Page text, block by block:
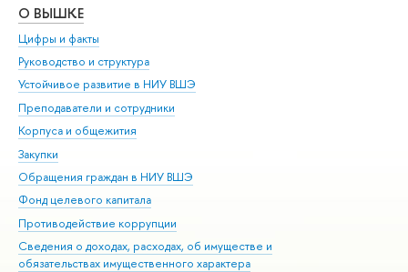
О ВЫШКЕ
Цифры и факты
Руководство и структура
Устойчивое развитие в НИУ ВШЭ
Преподаватели и сотрудники
Корпуса и общежития
Закупки
Обращения граждан в НИУ ВШЭ
Фонд целевого капитала
Противодействие коррупции
Сведения о доходах, расходах, об имуществе и
обязательствах имущественного характера